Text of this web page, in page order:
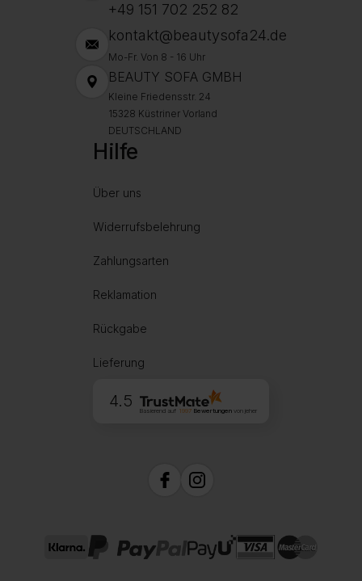
+49 151 702 252 82
kontakt@beautysofa24.de
Mo-Fr. Von 8 - 16 Uhr
BEAUTY SOFA GMBH
Kleine Friedensstr. 24
15328 Küstriner Vorland
DEUTSCHLAND
Hilfe
Über uns
Widerrufsbelehrung
Zahlungsarten
Reklamation
Rückgabe
Lieferung
4.5
Basierend auf 1997Bewertungen von jeher